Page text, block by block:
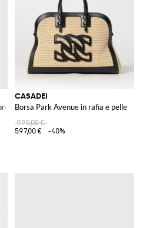
platform e design intrecciato
CASADEI
Borsa Park Avenue in rafia e pelle
995,00 €
597,00 €
-40%